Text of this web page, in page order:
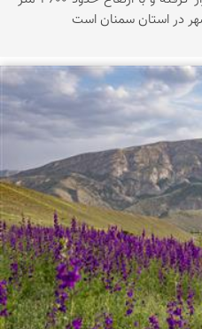
در استان سمنان است